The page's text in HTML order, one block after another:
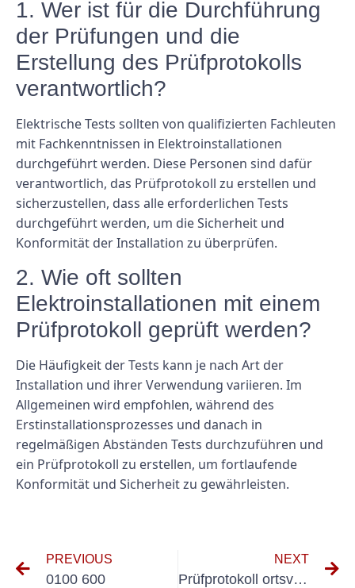
1. Wer ist für die Durchführung
der Prüfungen und die
Erstellung des Prüfprotokolls
verantwortlich?
Elektrische Tests sollten von qualifizierten Fachleuten
mit Fachkenntnissen in Elektroinstallationen
durchgeführt werden. Diese Personen sind dafür
verantwortlich, das Prüfprotokoll zu erstellen und
sicherzustellen, dass alle erforderlichen Tests
durchgeführt werden, um die Sicherheit und
Konformität der Installation zu überprüfen.
2. Wie oft sollten
Elektroinstallationen mit einem
Prüfprotokoll geprüft werden?
Die Häufigkeit der Tests kann je nach Art der
Installation und ihrer Verwendung variieren. Im
Allgemeinen wird empfohlen, während des
Erstinstallationsprozesses und danach in
regelmäßigen Abständen Tests durchzuführen und
ein Prüfprotokoll zu erstellen, um fortlaufende
Konformität und Sicherheit zu gewährleisten.
PREVIOUS
0100 600
NEXT
Prüfprotokoll ortsveränderliche Betriebsmittel